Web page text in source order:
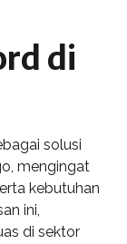
di
solusi
mengingat
kebutuhan
ini,
di sektor